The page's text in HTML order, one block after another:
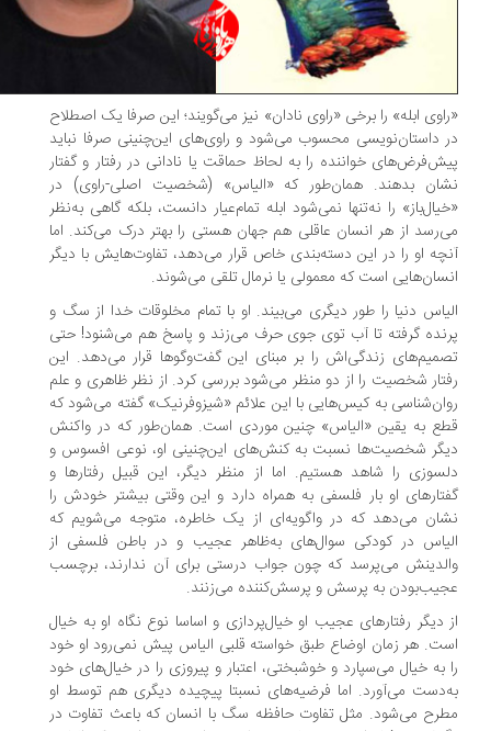
ابله» را برخی «راوی نادان» نیز می‌گویند؛ این صرفا یک اصطلاح
داستان‌نویسی محسوب می‌شود و راوی‌های این‌چنینی صرفا نباید
خواننده را به لحاظ حماقت یا نادانی در رفتار و گفتار
بدهند. همان‌طور که «الیاس» (شخصیت اصلی-راوی) در
را نه‌تنها نمی‌شود ابله تمام‌عیار دانست، بلکه گاهی به‌نظر
از هر انسان عاقلی هم جهان هستی را بهتر درک می‌کند. اما
او را در این دسته‌بندی خاص قرار می‌دهد، تفاوت‌هایش با دیگر
است که معمولی یا نرمال تلقی می‌شوند.
دنیا را طور دیگری می‌بیند. او با تمام مخلوقات خدا از سگ و
گرفته تا آب توی جوی حرف می‌زند و پاسخ هم می‌شنود! حتی
زندگی‌اش را بر مبنای این گفت‌وگوها قرار می‌دهد. این
شخصیت را از دو منظر می‌شود بررسی کرد. از نظر ظاهری و علم
به کیس‌هایی با این علائم «شیزوفرنیک» گفته می‌شود که
به یقین «الیاس» چنین موردی ا‌ست. همان‌طور که در واکنش
شخصیت‌ها نسبت به کنش‌های این‌چنینی او، نوعی افسوس و
را شاهد هستیم. اما از منظر دیگر، این قبیل رفتارها و
او بار فلسفی به‌ همراه دارد و این وقتی بیشتر خودش را
می‌دهد که در واگویه‌ای از یک خاطره‌، متوجه می‌شویم که
در کودکی سوال‌های به‌ظاهر عجیب و در باطن فلسفی از
می‌پرسد که چون جواب درستی برای آن ندارند، برچسب
به پرسش و پرسش‌کننده می‌زنند.
دیگر رفتارهای عجیب او خیال‌پردازی و اساسا نوع نگاه او به خیال
هر زمان اوضاع طبق خواسته‌ قلبی الیاس پیش نمی‌رود او خود
به خیال می‌سپارد و خوشبختی، اعتبار و پیروزی را در خیال‌های خود
می‌آورد. اما فرضیه‌های نسبتا پیچیده‌ دیگری هم توسط او
می‌شود. مثل تفاوت حافظه‌ سگ با انسان که باعث تفاوت در